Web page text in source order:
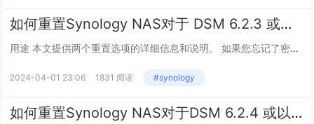
如何重置Synology NAS对于 DSM 6.2.3 或更早版本
用途 本文提供两个重置选项的详细信息和说明。 如果您忘记了密码要将Synology NAS移动到另一个网络环境或需要分配新的IP地址请使用模式 1 。 如果要通过重新安装 DSM 来重置设备请使用模式 2 。...
2024-04-01 23:06 1831 阅读 #synology
如何重置Synology NAS对于DSM 6.2.4 或以上版本